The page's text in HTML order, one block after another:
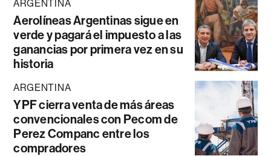
ARGENTINA
Aerolíneas Argentinas sigue en
verde y pagará el impuesto a las
ganancias por primera vez en su
historia
ARGENTINA
YPF cierra venta de más áreas
convencionales con Pecom de
Perez Companc entre los
compradores